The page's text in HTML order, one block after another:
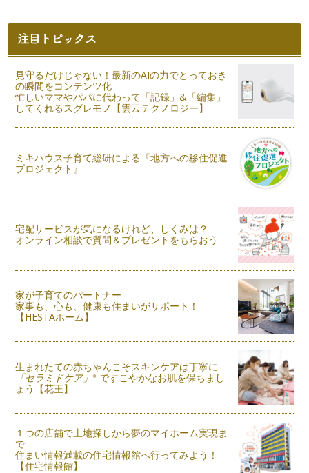
一ヵ月に一度、幼稚園～小学生低学年のお子さまに、算数スク
ールを開いています。ここでは、お母…
夏休みの旅行のススメ～海外編
前回の記事では、夏休みの旅行のススメ～国内編、でしたが、
今回は、海外編に挑戦！！ 題して、…
夏休みの旅行のススメ～国内編
夏休みのご予定はもう立てられましたか？ ご家族で旅行に出
子どもと一緒にスーパーでお買いもの♪
日常生活の中で、楽しく学びましょう～と言われても、お買い
ものに子どもを連れて行くと、大変だ…
お風呂で楽しくお勉強♪
湯船の中で、「１から２０まで数えてから出ましょうね！」
算数の基本の一つに、「数え上げ」があります。ママがお台所
でお料理を作っているときに、いろい…
塾の算数講師をしていると、「どうしたら計算が早くなります
か？」「どうやれば算数が出来るよう…
見守るだけじゃない！最新のAIの力でとっておき
の瞬間をコンテンツ化
忙しいママやパパに代わって「記録」&「編集」
してくれるスグレモノ【雲云テクノロジー】
ミキハウス子育て総研による『地方への移住促進
プロジェクト』
宅配サービスが気になるけれど、しくみは？
オンライン相談で質問＆プレゼントをもらおう
家が子育てのパートナー
家事も、心も、健康も住まいがサポート！
【HESTAホーム】
生まれたての赤ちゃんこそスキンケアは丁寧に
「セラミドケア」※ ですこやかなお肌を保ちまし
ょう【花王】
１つの店舗で土地探しから夢のマイホーム実現ま
で
住まい情報満載の住宅情報館へ行ってみよう！
【住宅情報館】